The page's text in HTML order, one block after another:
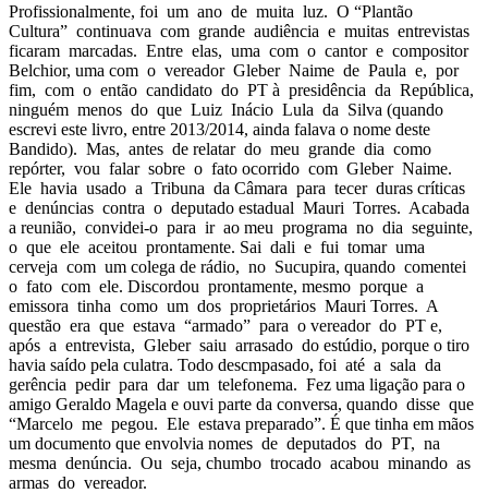
Profissionalmente, foi um ano de muita luz. O “Plantão
Cultura” continuava com grande audiência e muitas entrevistas
ficaram marcadas. Entre elas, uma com o cantor e compositor
Belchior, uma com o vereador Gleber Naime de Paula e, por
fim, com o então candidato do PT à presidência da República,
ninguém menos do que Luiz Inácio Lula da Silva (quando
escrevi este livro, entre 2013/2014, ainda falava o nome deste
Bandido). Mas, antes de relatar do meu grande dia como
repórter, vou falar sobre o fato ocorrido com Gleber Naime.
Ele havia usado a Tribuna da Câmara para tecer duras críticas
e denúncias contra o deputado estadual Mauri Torres. Acabada
a reunião, convidei-o para ir ao meu programa no dia seguinte,
o que ele aceitou prontamente. Sai dali e fui tomar uma
cerveja com um colega de rádio, no Sucupira, quando comentei
o fato com ele. Discordou prontamente, mesmo porque a
emissora tinha como um dos proprietários Mauri Torres. A
questão era que estava “armado” para o vereador do PT e,
após a entrevista, Gleber saiu arrasado do estúdio, porque o tiro
havia saído pela culatra. Todo descmpasado, foi até a sala da
gerência pedir para dar um telefonema. Fez uma ligação para o
amigo Geraldo Magela e ouvi parte da conversa, quando disse que
“Marcelo me pegou. Ele estava preparado”. É que tinha em mãos
um documento que envolvia nomes de deputados do PT, na
mesma denúncia. Ou seja, chumbo trocado acabou minando as
armas do vereador.